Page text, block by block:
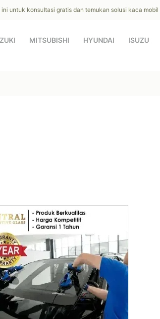
ini untuk konsultasi gratis dan temukan solusi kaca
MITSUBISHI HYUNDAI ISUZU